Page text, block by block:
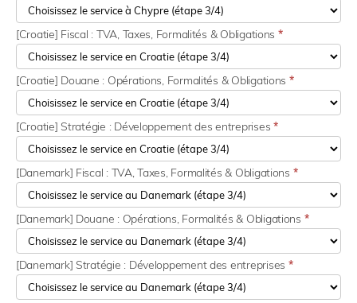
[Croatie] Fiscal : TVA, Taxes, Formalités & Obligations *
[Croatie] Douane : Opérations, Formalités & Obligations *
[Croatie] Stratégie : Développement des entreprises *
[Danemark] Fiscal : TVA, Taxes, Formalités & Obligations *
[Danemark] Douane : Opérations, Formalités & Obligations *
[Danemark] Stratégie : Développement des entreprises *